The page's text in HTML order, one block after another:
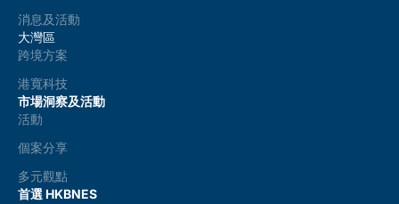
消息及活動
大灣區
跨境方案
港寬科技
市場洞察及活動
活動
個案分享
多元觀點
首選 HKBNES